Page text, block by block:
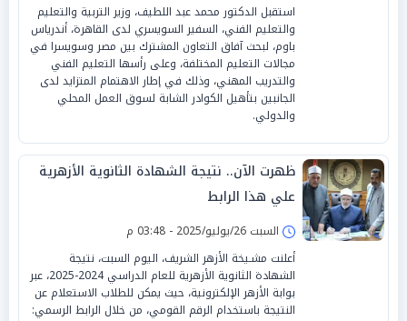
استقبل الدكتور محمد عبد اللطيف، وزير التربية والتعليم
والتعليم الفني، السفير السويسري لدى القاهرة، أندرياس
باوم، لبحث آفاق التعاون المشترك بين مصر وسويسرا في
مجالات التعليم المختلفة، وعلى رأسها التعليم الفني
والتدريب المهني، وذلك في إطار الاهتمام المتزايد لدى
الجانبين بتأهيل الكوادر الشابة لسوق العمل المحلي
والدولي.
ظهرت الآن.. نتيجة الشهادة الثانوية الأزهرية
علي هذا الرابط
السبت 26/يوليو/2025 - 03:48 م
أعلنت مشـيخة الأزهر الشريف، اليوم السبت، نتيجة
الشهادة الثانوية الأزهرية للعام الدراسي 2024-2025، عبر
بوابة الأزهر الإلكترونية، حيث يمكن للطلاب الاستعلام عن
النتيجة باستخدام الرقم القومي، من خلال الرابط الرسمي: